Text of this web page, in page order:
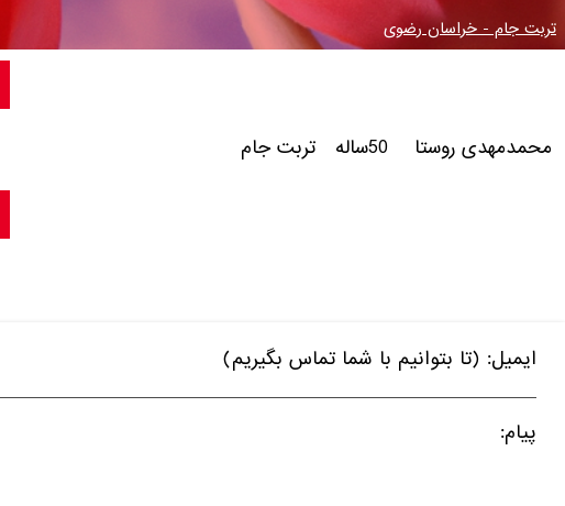
تربت جام - خراسان رضوی
محمدمهدی روستا 50ساله تربت جام
ایمیل: (تا بتوانیم با شما تماس بگیریم)
پیام: